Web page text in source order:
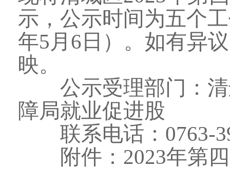
示，公示时间为五个
年5月6日）。如有异
映。
公示受理部门：清
障局就业促进股
联系电话：0763-
附件：2023年第四